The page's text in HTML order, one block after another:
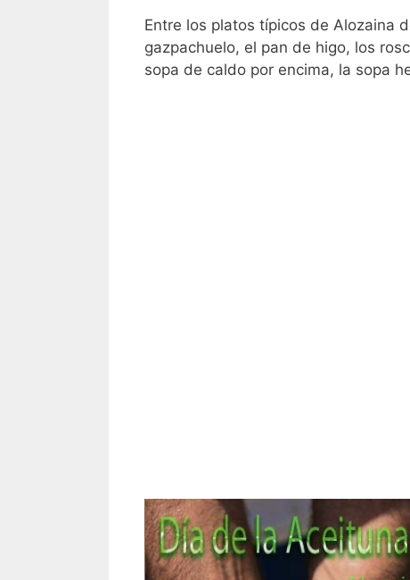
Entre los platos típicos de Alozaina
gazpachuelo, el pan de higo, los
sopa de caldo por encima, la sopa